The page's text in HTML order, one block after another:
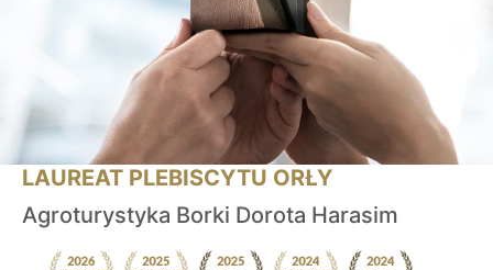
LAUREAT PLEBISCYTU ORŁY
Agroturystyka Borki Dorota Harasim